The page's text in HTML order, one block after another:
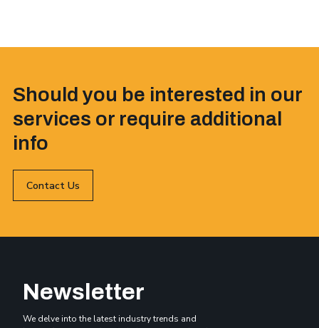
Should you be interested in our
services or require additional
info
Contact Us
Newsletter
We delve into the latest industry trends and